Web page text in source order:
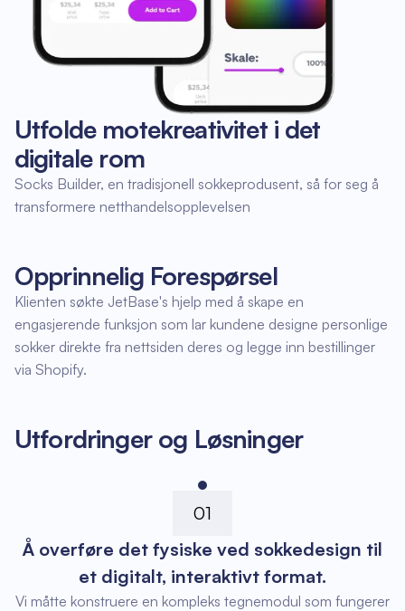
Utfolde motekreativitet i det
digitale rom
Socks Builder, en tradisjonell sokkeprodusent, så for seg å
transformere netthandelsopplevelsen
Opprinnelig Forespørsel
Klienten søkte JetBase's hjelp med å skape en
engasjerende funksjon som lar kundene designe personlige
sokker direkte fra nettsiden deres og legge inn bestillinger
via Shopify.
Utfordringer og Løsninger
01
Å overføre det fysiske ved sokkedesign til
et digitalt, interaktivt format.
Vi måtte konstruere en kompleks tegnemodul som fungerer